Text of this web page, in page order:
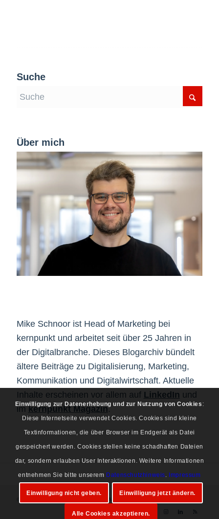
Suche
Über mich
Mike Schnoor ist Head of Marketing bei
kernpunkt und arbeitet seit über 25 Jahren in
der Digitalbranche. Dieses Blogarchiv bündelt
ältere Beiträge zu Digitalisierung, Marketing,
Kommunikation und Digitalwirtschaft. Aktuelle
Inhalte erscheinen vor allem auf LinkedIn und
imkernpunkt Magazin.
© Copyright 1997-2026 Mike Schnoor. Alle Rechte vorbehalten.
Einwilligung zur Datenerhebung und zur Nutzung von Cookies :
Diese Internetseite verwendet Cookies. Cookies sind kleine
Textinformationen, die über Browser im Endgerät als Datei
gespeichert werden. Cookies stellen keine schadhaften Dateien
dar, sondern erlauben User Interaktionen. Weitere Informationen
entnehmen Sie bitte unserem Datenschutzhinweis. Impressum
Einwilligung nicht geben. Einwilligung jetzt ändern.
Alle Cookies akzeptieren.